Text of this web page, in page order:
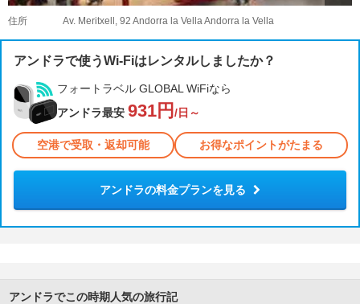
住所 Av. Meritxell, 92 Andorra la Vella Andorra la Vella
アンドラで使うWi-Fiはレンタルしましたか？
フォートラベル GLOBAL WiFiなら
アンドラ最安 931円 /日～
空港で受取・返却可能 お得なポイントがたまる
アンドラの料金プランを見る
アンドラでこの時期人気の旅行記